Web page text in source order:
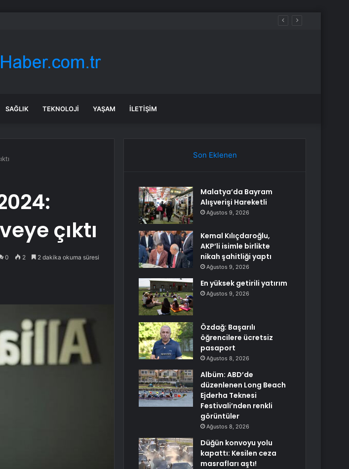
şahitliği yaptı
SAĞLIK TEKNOLOJI YAŞAM İLETIŞIM
çıktı
0 2 2 dakika okuma süresi
Son Eklenen
Malatya’da Bayram
Alışverişi Hareketli
Ağustos 9, 2026
Kemal Kılıçdaroğlu,
AKP’li isimle birlikte
nikah şahitliği yaptı
Ağustos 9, 2026
En yüksek getirili yatırım
Ağustos 9, 2026
Özdağ: Başarılı
öğrencilere ücretsiz
pasaport
Ağustos 8, 2026
Albüm: ABD’de
düzenlenen Long Beach
Ejderha Teknesi
Festivali’nden renkli
görüntüler
Ağustos 8, 2026
Düğün konvoyu yolu
kapattı: Kesilen ceza
masrafları aştı!